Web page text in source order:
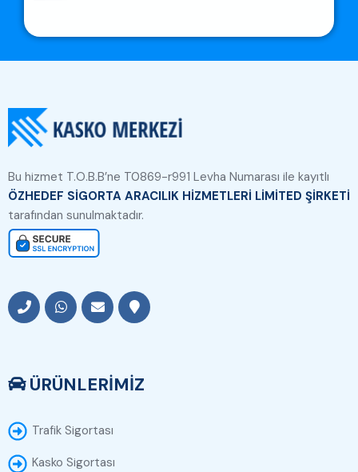
Bu hizmet T.O.B.B’ne T0869-r991 Levha Numarası ile kayıtlı
ÖZHEDEF SİGORTA ARACILIK HİZMETLERİ LİMİTED ŞİRKETİ
tarafından sunulmaktadır.
ÜRÜNLERİMİZ
Trafik Sigortası
Kasko Sigortası